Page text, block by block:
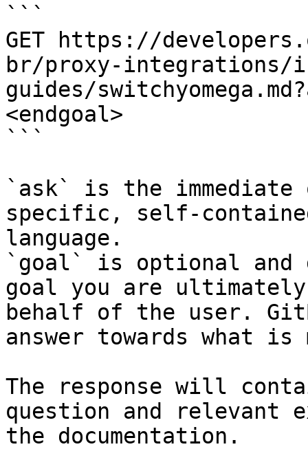
```
GET https://
br/proxy-integrations/
guides/
<endgoal>
```
`ask` is the
specific, self-
language.
`goal` is optional and
goal you are
behalf of the user.
answer towards what
The response will
question and relevant
the documentation.